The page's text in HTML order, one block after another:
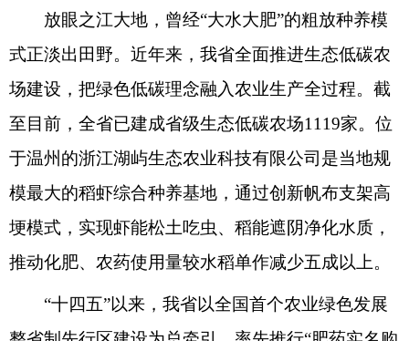
放眼之江大地，曾经“大水大肥”的粗放种养模
式正淡出田野。近年来，我省全面推进生态低碳农
场建设，把绿色低碳理念融入农业生产全过程。截
至目前，全省已建成省级生态低碳农场1119家。位
于温州的浙江湖屿生态农业科技有限公司是当地规
模最大的稻虾综合种养基地，通过创新帆布支架高
埂模式，实现虾能松土吃虫、稻能遮阴净化水质，
推动化肥、农药使用量较水稻单作减少五成以上。
“十四五”以来，我省以全国首个农业绿色发展